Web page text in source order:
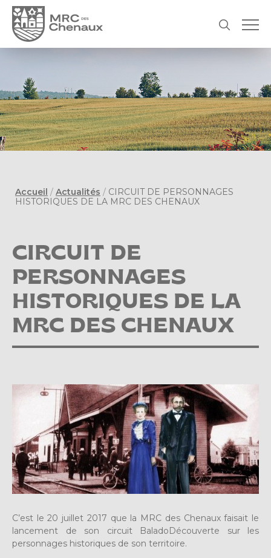
Accueil / Actualités / CIRCUIT DE PERSONNAGES
HISTORIQUES DE LA MRC DES CHENAUX
CIRCUIT DE
PERSONNAGES
HISTORIQUES DE LA
MRC DES CHENAUX
C’est le 20 juillet 2017 que la MRC des Chenaux faisait le
lancement de son circuit BaladoDécouverte sur les
personnages historiques de son territoire.